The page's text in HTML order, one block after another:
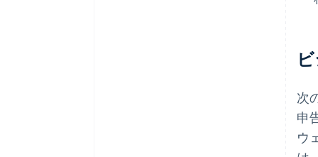
次
申
ウ